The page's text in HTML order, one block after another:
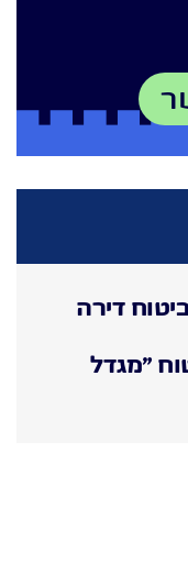
דירה
"מגדל